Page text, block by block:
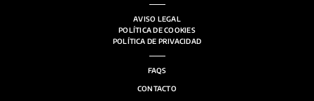
AVISO LEGAL
POLÍTICA DE COOKIES
POLÍTICA DE PRIVACIDAD
FAQS
CONTACTO